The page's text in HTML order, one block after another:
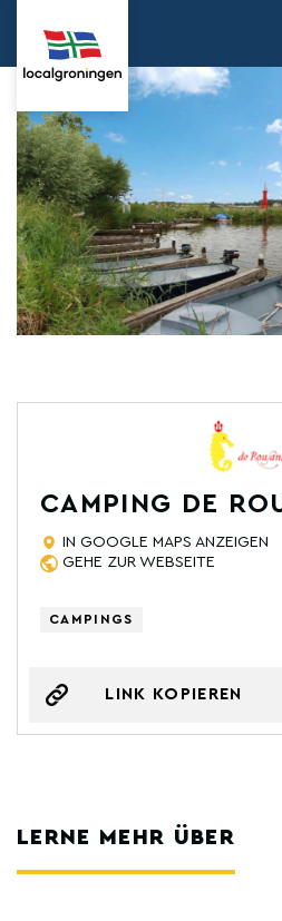
CAMPING DE
IN GOOGLE MAPS ANZEIGEN
GEHE ZUR WEBSEITE
CAMPINGS
LINK KOPIEREN
LERNE MEHR ÜBER